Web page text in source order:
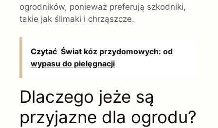
ogrodników, ponieważ preferują szkodniki,
takie jak ślimaki i chrząszcze.
Czytać Świat kóz przydomowych: od
wypasu do pielęgnacji
Dlaczego jeże są
przyjazne dla ogrodu?